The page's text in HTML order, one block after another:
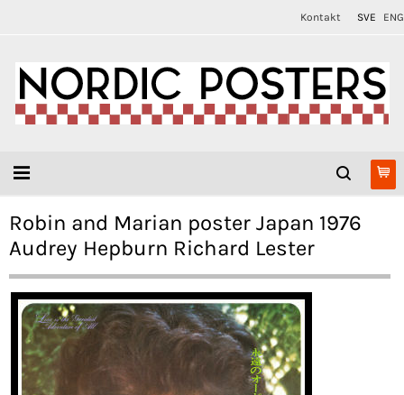
Kontakt SVE ENG
Robin and Marian poster Japan 1976
Audrey Hepburn Richard Lester